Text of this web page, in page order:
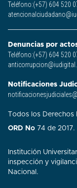
Teléfono:(+57) 604 520
Denuncias por
Teléfono:(+57) 604 520
Notificaciones
Todos los
ORD No 74 de 2017.
Institución
inspección y
Nacional.